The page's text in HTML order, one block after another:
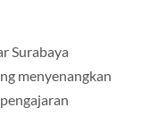
Surabaya
menyenangkan